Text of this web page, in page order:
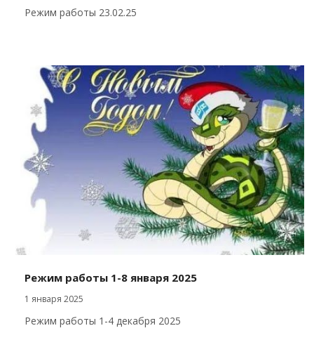
Режим работы 23.02.25
Режим работы 1-8 января 2025
1 января 2025
Режим работы 1-4 декабря 2025